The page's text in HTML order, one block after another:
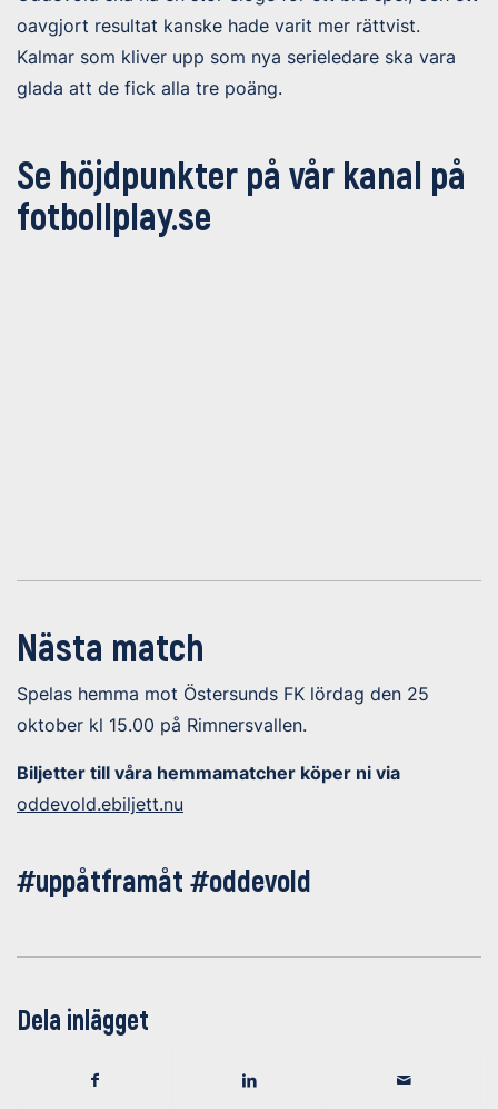
oavgjort resultat kanske hade varit mer rättvist.
Kalmar som kliver upp som nya serieledare ska vara
glada att de fick alla tre poäng.
Se höjdpunkter på vår kanal på
fotbollplay.se
Nästa match
Spelas hemma mot Östersunds FK lördag den 25
oktober kl 15.00 på Rimnersvallen.
Biljetter till våra hemmamatcher köper ni via
oddevold.ebiljett.nu
#uppåtframåt #oddevold
Dela inlägget